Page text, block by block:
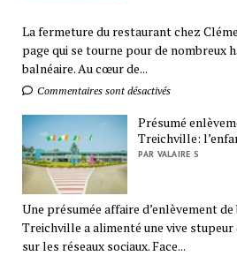
La fermeture du restaurant chez
page qui se tourne pour de nombreux
balnéaire. Au cœur de...
Commentaires sont désactivés
Présumé
Treichville:
PAR VALAIRE S
Une présumée affaire d’enlèvement de
Treichville a alimenté une vive stupeur
sur les réseaux sociaux. Face...